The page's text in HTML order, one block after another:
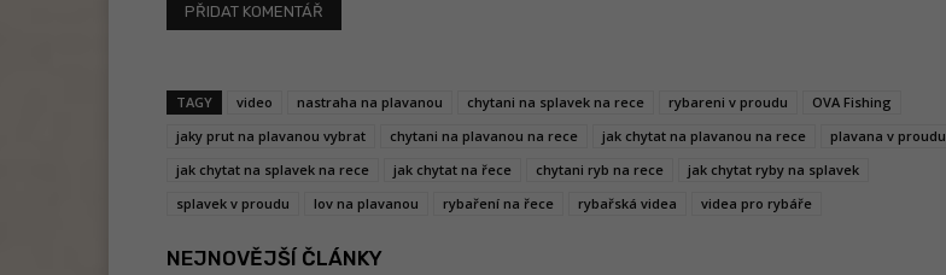
TAGY video nastraha na plavanou chytani na splavek na rece rybareni v proudu
OVA Fishing
jaky prut na plavanou vybrat
chytani na plavanou na rece jak chytat na plavanou na rece
plavana v proudu
jak chytat na splavek na rece
jak chytat na řece chytani ryb na rece
jak chytat ryby na splavek
splavek v proudu
lov na plavanou rybaření na řece rybařská videa videa pro rybáře
NEJNOVĚJŠÍ ČLÁNKY